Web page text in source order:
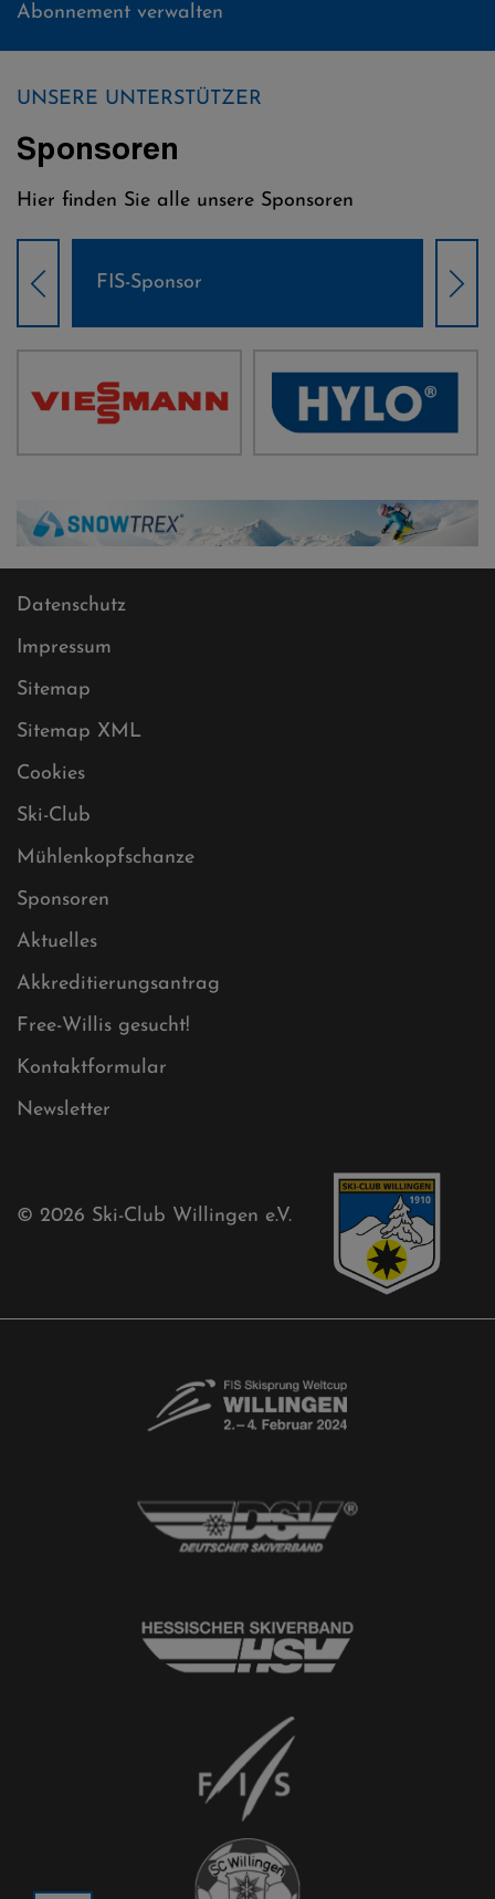
Abonnement verwalten
UNSERE UNTERSTÜTZER
Sponsoren
Hier finden Sie alle unsere Sponsoren
Weltcup-Sponsoren Damen
Datenschutz
Impressum
Sitemap
Sitemap XML
Cookies
Ski-Club
Mühlenkopfschanze
Sponsoren
Aktuelles
Akkreditierungsantrag
Free-Willis gesucht!
Kontaktformular